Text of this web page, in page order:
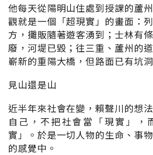
他每天從陽明山住處到授課的蘆
觀就是一個「超現實」的畫面：
方，攤販隨著遊客湧到；士林有
廢，河堤已毀；往三重、蘆州的
嶄新的重陽大橋，但路面已有坑
見山還是山
近半年來社會在變，賴聲川的想
自己，不把社會當「現實」，
實」。於是一切人物的生命、事
的感覺中。